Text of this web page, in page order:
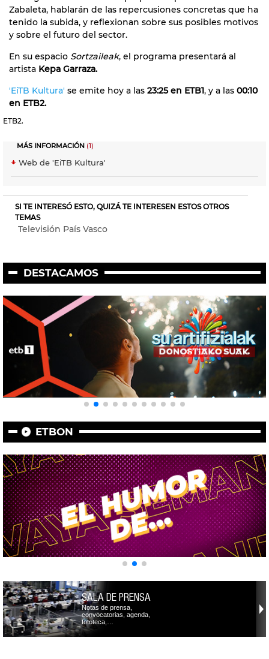
Zabaleta, hablarán de las repercusiones concretas que ha
tenido la subida, y reflexionan sobre sus posibles motivos
y sobre el futuro del sector.
En su espacio Sortzaileak, el programa presentará al
artista Kepa Garraza.
'EiTB Kultura' se emite hoy a las 23:25 en ETB1, y a las 00:10
en ETB2.
ETB2.
MÁS INFORMACIÓN (1)
Web de 'EiTB Kultura'
SI TE INTERESÓ ESTO, QUIZÁ TE INTERESEN ESTOS OTROS
TEMAS
Televisión País Vasco
DESTACAMOS
ETBON
SALA DE PRENSA
Notas de prensa,
convocatorias, agenda,
fototeca,…